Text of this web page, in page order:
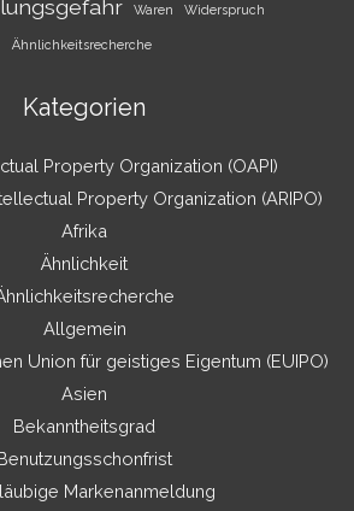
Waren Widerspruch
Ähnlichkeitsrecherche
Kategorien
Property Organization (OAPI)
Property Organization (ARIPO)
Afrika
Ähnlichkeit
Allgemein
Union für geistiges Eigentum (EUIPO)
Asien
Bekanntheitsgrad
Markenanmeldung